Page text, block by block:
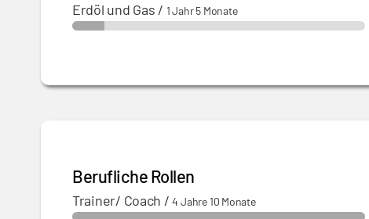
Erdöl und Gas / 1 Jahr 5 Monate
Berufliche Rollen
Trainer/ Coach /4 Jahre 10 Monate